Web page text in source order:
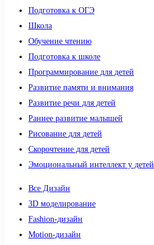
Подготовка к ОГЭ
Школа
Обучение чтению
Подготовка к школе
Программирование для детей
Развитие памяти и внимания
Развитие речи для детей
Раннее развитие малышей
Рисование для детей
Скорочтение для детей
Эмоциональный интеллект у детей
Все Дизайн
3D моделирование
Fashion-дизайн
Motion-дизайн